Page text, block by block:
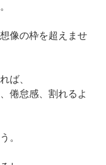
像の枠を超えませ
ば、
倦怠感、割れるよ
。